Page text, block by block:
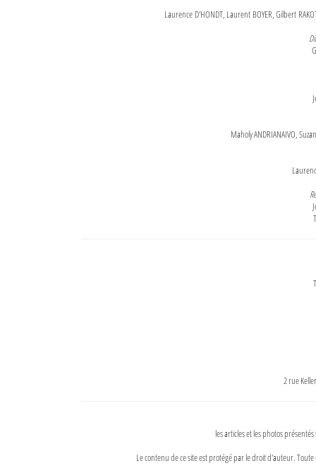
Laurence D'HONDT, Laurent BOYER, Gilbert
Maholy ANDRIANAIVO,
2 rue
les articles et les photos
Le contenu de ce site est protégé par le droit d'auteur.